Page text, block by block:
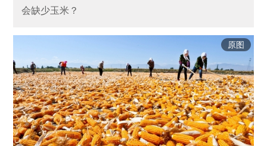
会缺少玉米？
原图